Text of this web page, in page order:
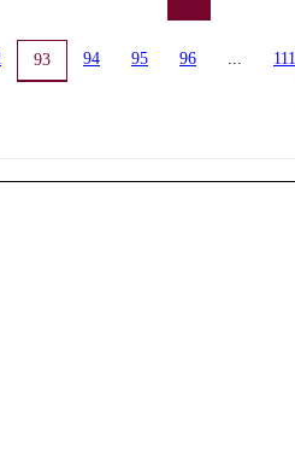
93 94 95 96 ... 111